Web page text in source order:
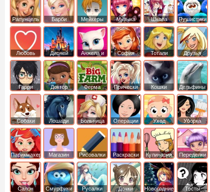
Рапунцель Барби Мейкеры Музыка Школа Пушистики
Любовь Дисней
Анжела и
том
София
Прекрасная
Тотали
Спайс
Друзья
ангелов
Гарри
Поттер
Доктор
Плюшева
Ферма Прически Кошки Дельфины
Собаки Лошади Больница Операции Уход Уборка
Парикмахер Магазин Рисовалки Раскраски Кулинария Переделки
Салон Смурфики Русалки Дочки Новогодние Тесты